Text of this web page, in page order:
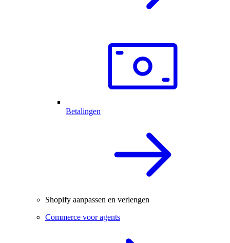
Betalingen
Shopify aanpassen en verlengen
Commerce voor agents